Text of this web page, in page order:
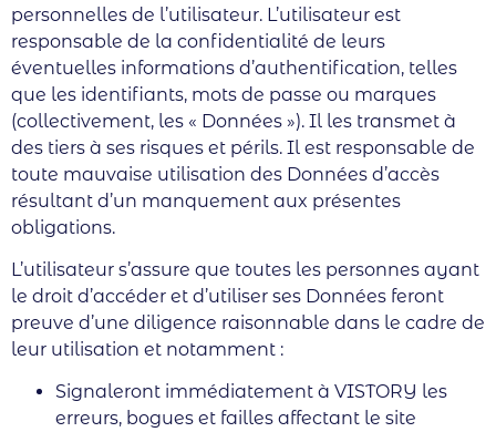
personnelles de l’utilisateur. L’utilisateur est
responsable de la confidentialité de leurs
éventuelles informations d’authentification, telles
que les identifiants, mots de passe ou marques
(collectivement, les « Données »). Il les transmet à
des tiers à ses risques et périls. Il est responsable de
toute mauvaise utilisation des Données d’accès
résultant d’un manquement aux présentes
obligations.
L’utilisateur s’assure que toutes les personnes ayant
le droit d’accéder et d’utiliser ses Données feront
preuve d’une diligence raisonnable dans le cadre de
leur utilisation et notamment :
Signaleront immédiatement à VISTORY les
erreurs, bogues et failles affectant le site